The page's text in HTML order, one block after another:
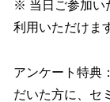
※ 当日ご参加い
利用いただけま
アンケート特典
だいた方に、セ